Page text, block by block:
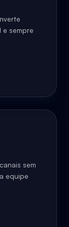
e sempre
sem
equipe